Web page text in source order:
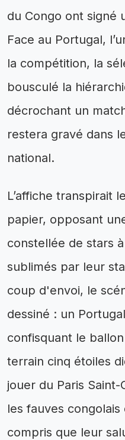
du Congo ont signé
Face au Portugal,
la compétition, la
bousculé la
décrochant un
restera gravé dans
national.
L’affiche transpirait
papier, opposant
constellée de stars
sublimés par leur
coup d'envoi, le
dessiné : un
confisquant le
terrain cinq étoiles
jouer du Paris
les fauves
compris que leur